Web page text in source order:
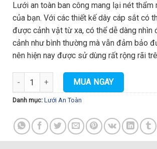
Lưới an toàn ban công mang lại nét thẩm
của bạn. Với các thiết kế dây cáp sắt có
được cảnh vật từ xa, có thể dễ dàng nhìn
cảnh như bình thường mà vẫn đảm bảo
nên hiện nay được sử dùng rất rộng rãi
Lưới Bảo Vệ An Toàn Ban Công Inox 304 số
MUA NGAY
Danh mục: Lưới An Toàn